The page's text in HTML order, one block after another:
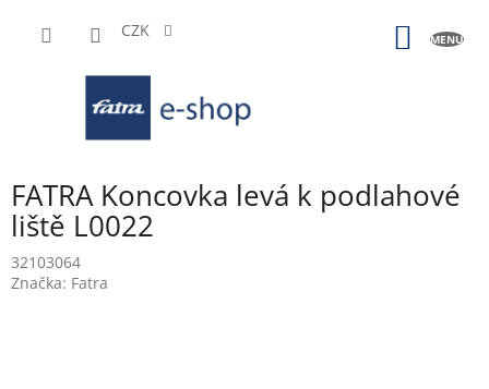
CZK
FATRA Koncovka levá k podlahové
liště L0022
32103064
Značka: Fatra